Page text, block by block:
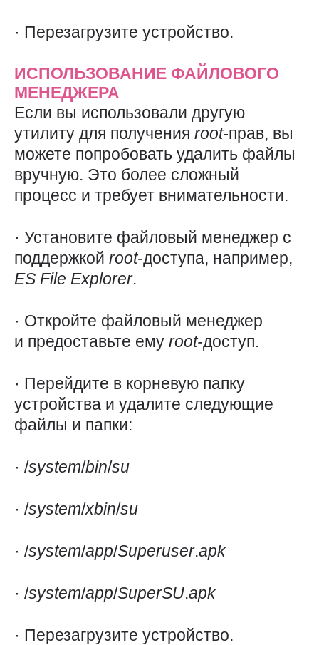
· Перезагрузите устройство.
ИСПОЛЬЗОВАНИЕ ФАЙЛОВОГО
МЕНЕДЖЕРА
Если вы использовали другую
утилиту для получения root-прав, вы
можете попробовать удалить файлы
вручную. Это более сложный
процесс и требует внимательности.
· Установите файловый менеджер с
поддержкой root-доступа, например,
ES File Explorer.
· Откройте файловый менеджер
и предоставьте ему root-доступ.
· Перейдите в корневую папку
устройства и удалите следующие
файлы и папки:
· /system/bin/su
· /system/xbin/su
· /system/app/Superuser.apk
· /system/app/SuperSU.apk
· Перезагрузите устройство.